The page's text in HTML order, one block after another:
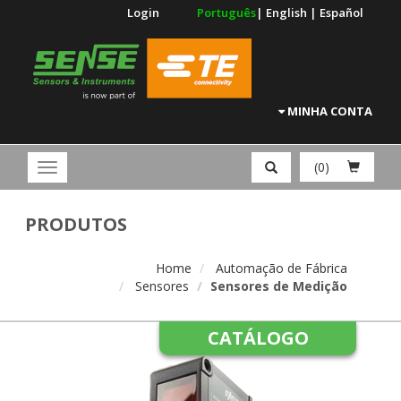
Português| English | Español
Login
MINHA CONTA
(0)
PRODUTOS
Home
Automação de Fábrica
Sensores
Sensores de Medição
CATÁLOGO